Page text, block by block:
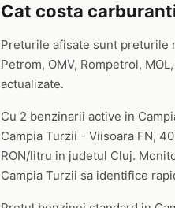
Cat costa
Preturile afisate sunt preturile
Petrom, OMV, Rompetrol,
actualizate.
Cu 2 benzinarii active in
Campia Turzii - Viisoara FN,
RON/litru in judetul Cluj.
Campia Turzii sa identifice